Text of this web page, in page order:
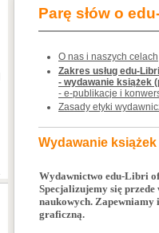
Parę słów o
O nas i naszych celach
Zakres usług edu-
- wydawanie książek
- e-publikacje i
Zasady etyki
Wydawanie
Wydawnictwo edu-Libri
Specjalizujemy się
naukowych. Zapewniamy
graficzną.